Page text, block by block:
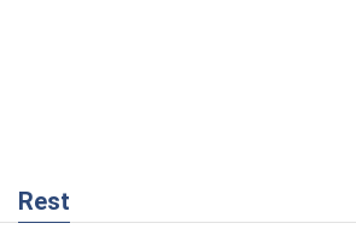
Rest